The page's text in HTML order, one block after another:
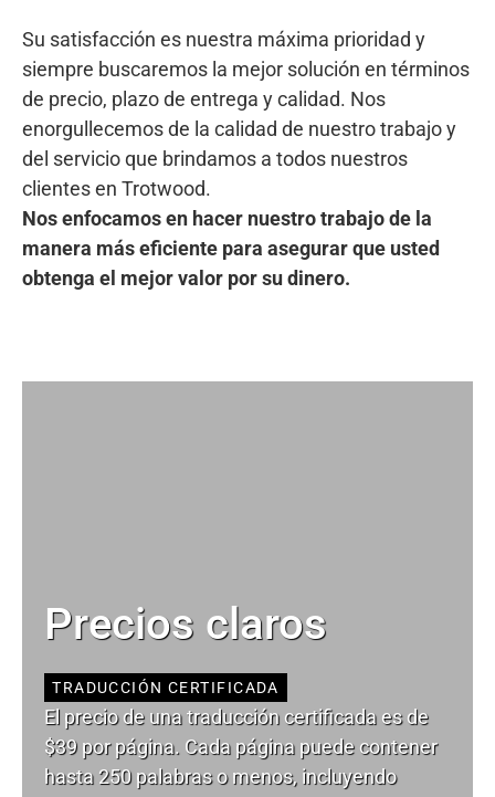
Su satisfacción es nuestra máxima prioridad y
siempre buscaremos la mejor solución en términos
de precio, plazo de entrega y calidad. Nos
enorgullecemos de la calidad de nuestro trabajo y
del servicio que brindamos a todos nuestros
clientes en Trotwood.
Nos enfocamos en hacer nuestro trabajo de la
manera más eficiente para asegurar que usted
obtenga el mejor valor por su dinero.
Precios claros
TRADUCCIÓN CERTIFICADA
El precio de una traducción certificada es de
$39 por página. Cada página puede contener
hasta 250 palabras o menos, incluyendo